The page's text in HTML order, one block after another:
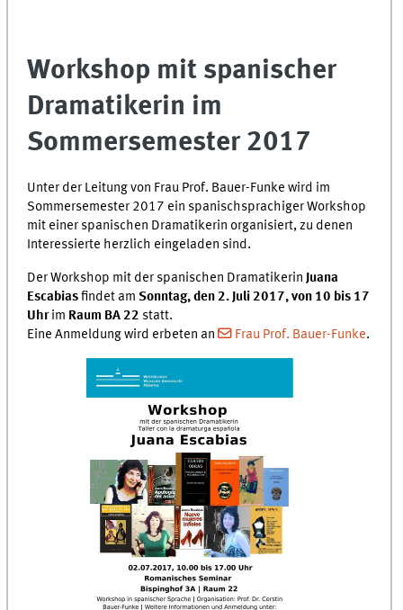
Workshop mit spanischer
Dramatikerin im
Sommersemester 2017
Unter der Leitung von Frau Prof. Bauer-Funke wird im
Sommersemester 2017 ein spanischsprachiger Workshop
mit einer spanischen Dramatikerin organisiert, zu denen
Interessierte herzlich eingeladen sind.
Der Workshop mit der spanischen Dramatikerin Juana
Escabiasfindet amSonntag, den 2. Juli 2017, von 10 bis 17
Uhrim Raum BA 22 statt.
Eine Anmeldung wird erbeten an
Frau Prof. Bauer-Funke.